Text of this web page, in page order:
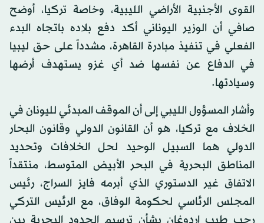
القوى الأجنبية الأراضي الليبية، وخاصة تركيا، أوضح
صافي أن الوزير اليوناني أكد دفع بلاده باتجاه البدء
الفعلي في تنفيذ مبادرة القاهرة، مشدداً على حق ليبيا
في الدفاع عن نفسها ضد أي غزو يستهدف أرضها
وسيادتها.
وأشار المسؤول الليبي إلى أن الموقف المبدئي لليونان في
الخلاف مع تركيا، هو أن القانون الدولي وقانون البحار
الدولي هما السبيل الوحيد لحل الخلافات وتحديد
المناطق البحرية في البحر الأبيض المتوسط، منتقداً
الاتفاق غير الدستوري الذي أبرمه فايز السراج، رئيس
المجلس الرئاسي لحكومة الوفاق، مع الرئيس التركي
رجب طيب إردوغان بشأن ترسيم الحدود البحرية بين